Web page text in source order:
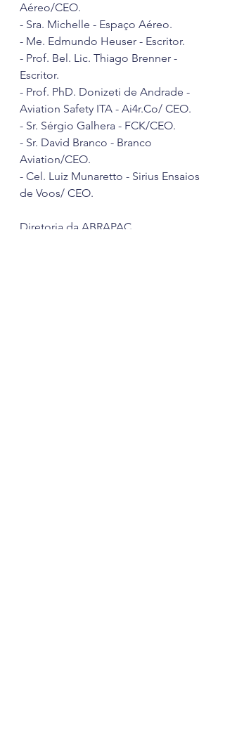
Aéreo/CEO.
- Sra. Michelle - Espaço Aéreo.
- Me. Edmundo Heuser - Escritor.
- Prof. Bel. Lic. Thiago Brenner -
Escritor.
- Prof. PhD. Donizeti de Andrade -
Aviation Safety ITA - Ai4r.Co/ CEO.
- Sr. Sérgio Galhera - FCK/CEO.
- Sr. David Branco - Branco
Aviation/CEO.
- Cel. Luiz Munaretto - Sirius Ensaios
de Voos/ CEO.
Diretoria da ABRAPAC